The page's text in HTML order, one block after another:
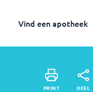
Vind een apotheek
PRINT DEEL